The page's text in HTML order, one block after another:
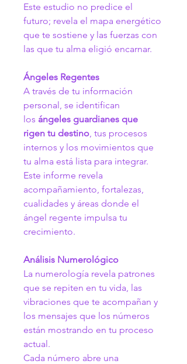
Este estudio no predice el
futuro; revela el mapa energético
que te sostiene y las fuerzas con
las que tu alma eligió encarnar.
Ángeles Regentes
A través de tu información
personal, se identifican
los ángeles guardianes que
rigen tu destino , tus procesos
internos y los movimientos que
tu alma está lista para integrar.
Este informe revela
acompañamiento, fortalezas,
cualidades y áreas donde el
ángel regente impulsa tu
crecimiento.
Análisis Numerológico
La numerología revela patrones
que se repiten en tu vida, las
vibraciones que te acompañan y
los mensajes que los números
están mostrando en tu proceso
actual.
Cada número abre una